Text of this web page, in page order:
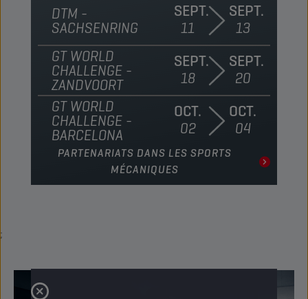
SEPT.
11
SEPT.
13
DTM -
SACHSENRING
SEPT.
18
SEPT.
20
GT WORLD
CHALLENGE -
ZANDVOORT
OCT.
02
OCT.
04
GT WORLD
CHALLENGE -
BARCELONA
PARTENARIATS DANS LES SPORTS
MÉCANIQUES
;